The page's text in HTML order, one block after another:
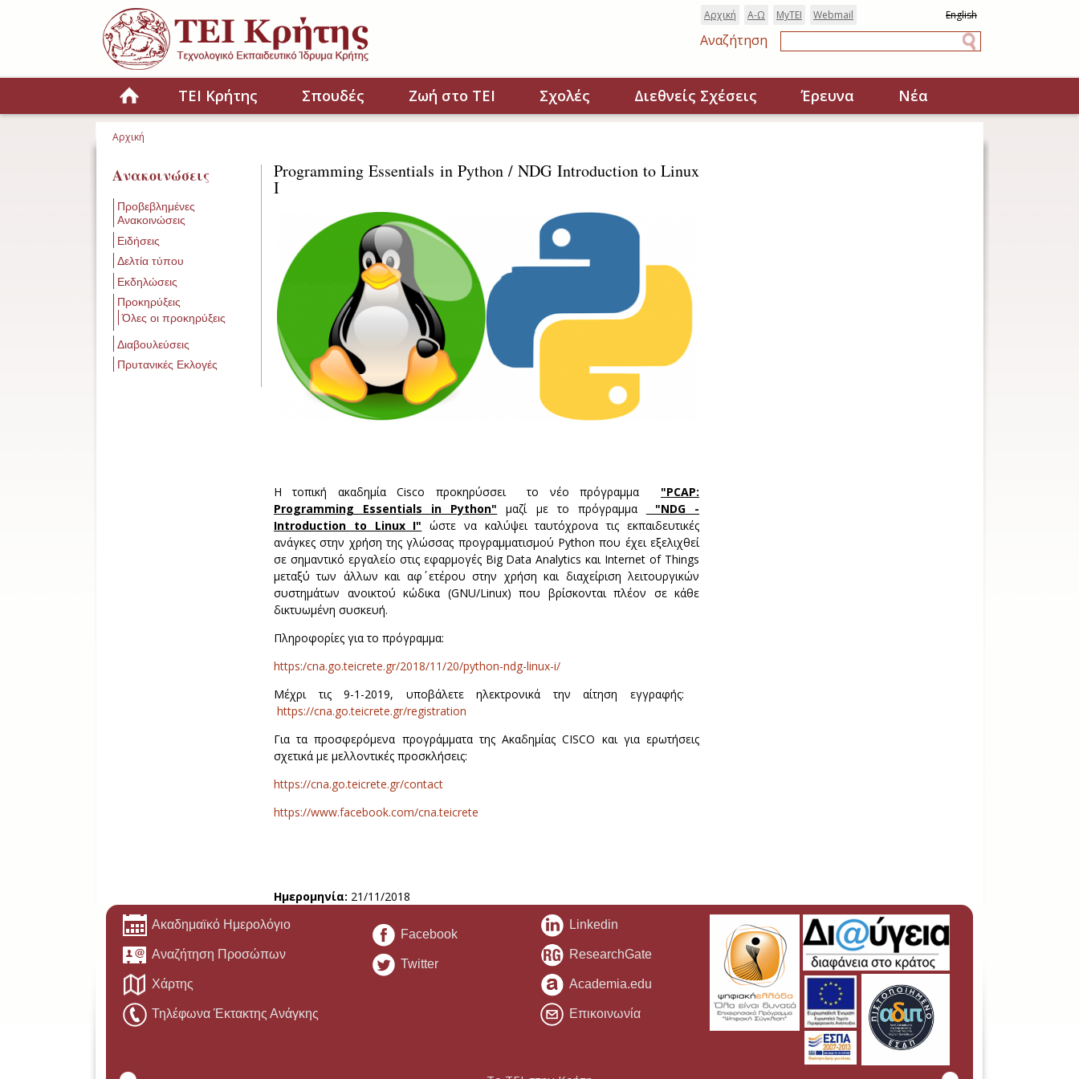
Παράκαμψη προς το κυρίως περιεχόμενο
English
Webmail
MyTEI
Α-Ω
Αρχική
Αναζήτηση
HomeΤΕΙ Κρήτης Σπουδές Ζωή στο ΤΕΙ Σχολές Διεθνείς Σχέσεις Έρευνα Νέα
Αρχική
Ανακοινώσεις
Προβεβλημένες
Ανακοινώσεις
Ειδήσεις
Δελτία τύπου
Εκδηλώσεις
Προκηρύξεις
Όλες οι προκηρύξεις
Διαβουλεύσεις
Πρυτανικές Εκλογές
Programming Essentials in Python / NDG Introduction to Linux
I
Η τοπική ακαδημία Cisco προκηρύσσει το νέο πρόγραμμα "PCAP:
Programming Essentials in Python" μαζί με το πρόγραμμα
"NDG -
Introduction to Linux I" ώστε να καλύψει ταυτόχρονα τις εκπαιδευτικές
ανάγκες στην χρήση της γλώσσας προγραμματισμού Python που έχει εξελιχθεί
σε σημαντικό εργαλείο στις εφαρμογές Big Data Analytics και Internet of Things
μεταξύ των άλλων και αφ΄ ετέρου στην χρήση και διαχείριση λειτουργικών
συστημάτων ανοικτού κώδικα (GNU/Linux) που βρίσκονται πλέον σε κάθε
δικτυωμένη συσκευή.
Πληροφορίες για το πρόγραμμα:
https:/cna.go.teicrete.gr/2018/11/20/python-ndg-linux-i/
Μέχρι τις 9-1-2019, υποβάλετε ηλεκτρονικά την αίτηση εγγραφής:
https://cna.go.teicrete.gr/registration
Για τα προσφερόμενα προγράμματα της Ακαδημίας CISCO και για ερωτήσεις
σχετικά με μελλοντικές προσκλήσεις:
https://cna.go.teicrete.gr/contact
https://www.facebook.com/cna.teicrete
Ημερομηνία: 21/11/2018
Ακαδημαϊκό Ημερολόγιο
Αναζήτηση Προσώπων
Χάρτης
Τηλέφωνα Έκτακτης Ανάγκης
Facebook
Twitter
Linkedin
ResearchGate
Academia.edu
Επικοινωνία